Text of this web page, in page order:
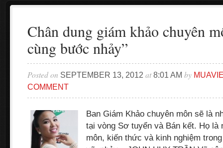
Chân dung giám khảo chuyên
cùng bước nhảy”
Posted on SEPTEMBER 13, 2012 at8:01 AM by
COMMENT
Ban Giám Khảo chuyên môn sẽ là
tại vòng Sơ tuyển và Bán kết. Họ là
môn, kiến thức và kinh nghiệm